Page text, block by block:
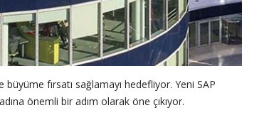
fırsatı sağlamayı hedefliyor. Yeni SAP
önemli bir adım olarak öne çıkıyor.